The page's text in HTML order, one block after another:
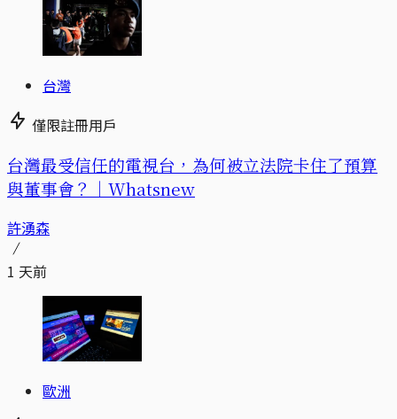
台灣
僅限註冊用戶
台灣最受信任的電視台，為何被立法院卡住了預算
與董事會？｜Whatsnew
許湧森
1 天前
歐洲